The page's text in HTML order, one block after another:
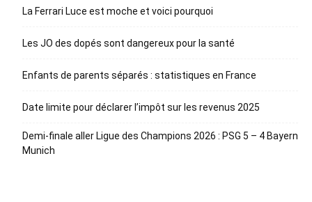
La Ferrari Luce est moche et voici pourquoi
Les JO des dopés sont dangereux pour la santé
Enfants de parents séparés : statistiques en France
Date limite pour déclarer l’impôt sur les revenus 2025
Demi-finale aller Ligue des Champions 2026 : PSG 5 – 4 Bayern
Munich